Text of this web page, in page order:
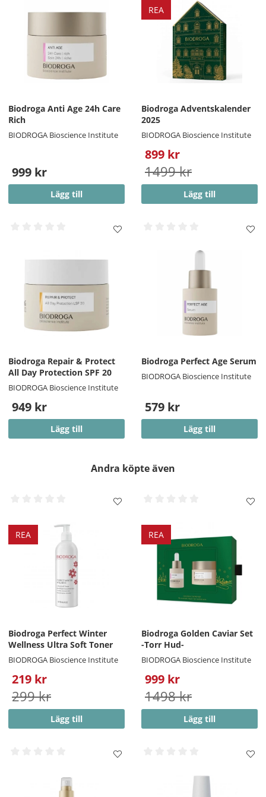
Kan produkten användas dagligen?
Ja, den är anpassad för daglig kroppsvård året runt.
Känns krämen tung på huden?
Nej, trots sin rika konsistens absorberas den behagligt.
Biodroga Anti Age 24h Care
Rich
BIODROGA Bioscience Institute
999 kr
Lägg till
REA
Biodroga Adventskalender
2025
BIODROGA Bioscience Institute
899 kr
1499 kr
Lägg till
Biodroga Repair & Protect
All Day Protection SPF 20
BIODROGA Bioscience Institute
949 kr
Lägg till
Biodroga Perfect Age Serum
BIODROGA Bioscience Institute
579 kr
Lägg till
Andra köpte även
REA
Biodroga Perfect Winter
Wellness Ultra Soft Toner
BIODROGA Bioscience Institute
219 kr
299 kr
Lägg till
REA
Biodroga Golden Caviar Set
-Torr Hud-
BIODROGA Bioscience Institute
999 kr
1498 kr
Lägg till